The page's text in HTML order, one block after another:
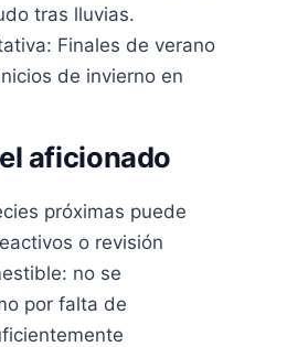
tras lluvias.
Finales de verano
de invierno en
aficionado
próximas puede
o revisión
no se
por falta de